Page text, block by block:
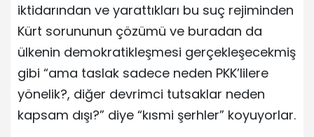
iktidarından ve yarattıkları bu suç rejiminden
Kürt sorununun çözümü ve buradan da
ülkenin demokratikleşmesi gerçekleşecekmiş
gibi “ama taslak sadece neden PKK’lilere
yönelik?, diğer devrimci tutsaklar neden
kapsam dışı?” diye “kısmi şerhler” koyuyorlar.